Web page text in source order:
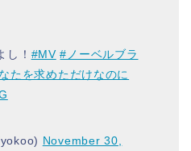
し！ #MV #ノーベルブラ
たを求めただけなのに
November 30,